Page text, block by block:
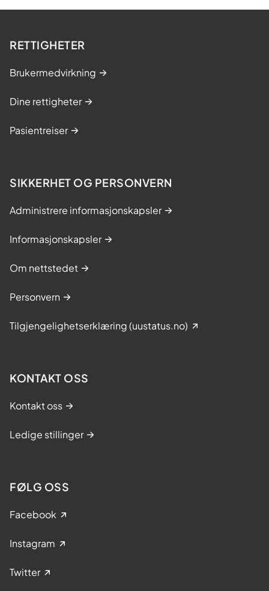
RETTIGHETER
Brukermedvirkning
Dine rettigheter
Pasientreiser
SIKKERHET OG PERSONVERN
Administrere informasjonskapsler
Informasjonskapsler
Om nettstedet
Personvern
Tilgjengelighetserklæring (uustatus.no)
KONTAKT OSS
Kontakt oss
Ledige stillinger
FØLG OSS
Facebook
Instagram
Twitter